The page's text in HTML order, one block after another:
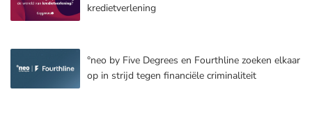
kredietverlening
°neo by Five Degrees en Fourthline zoeken elkaar
op in strijd tegen financiële criminaliteit